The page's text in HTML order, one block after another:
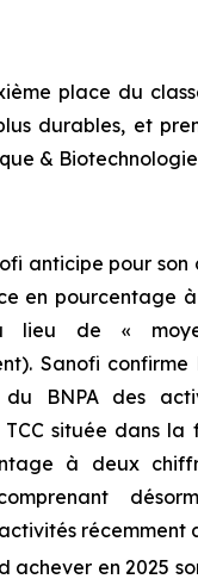
place du
durables, et
& Biotechnologie
anticipe pour
en pourcentage
lieu de «
Sanofi
BNPA des
située dans la
à deux
récemment
achever en 2025